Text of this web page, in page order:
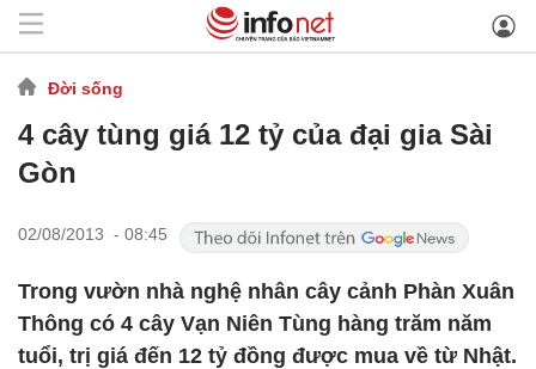
Đời sống
4 cây tùng giá 12 tỷ của đại gia Sài
Gòn
02/08/2013 - 08:45
Trong vườn nhà nghệ nhân cây cảnh Phàn Xuân
Thông có 4 cây Vạn Niên Tùng hàng trăm năm
tuổi, trị giá đến 12 tỷ đồng được mua về từ Nhật.